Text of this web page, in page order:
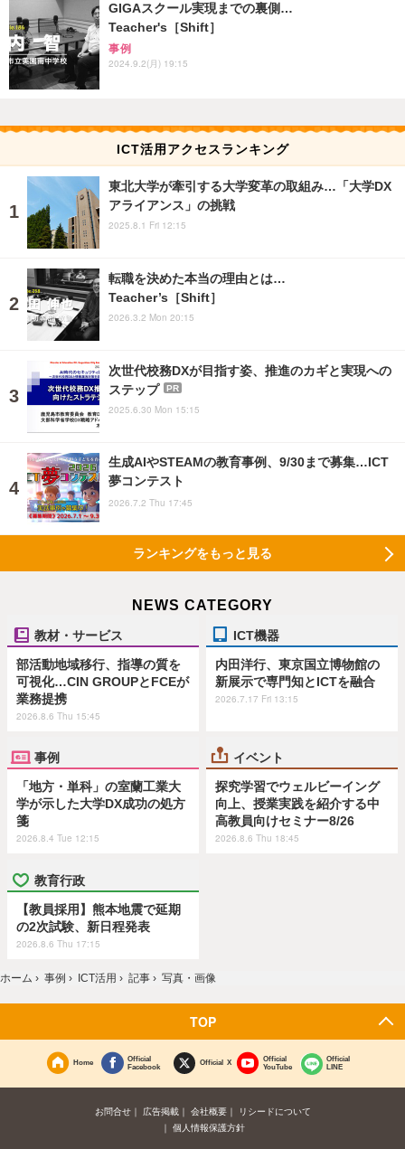
GIGAスクール実現までの裏側…
Teacher's［Shift］
事例
2024.9.2(月) 19:15
ICT活用アクセスランキング
東北大学が牽引する大学変革の取組み…「大学DX
アライアンス」の挑戦
2025.8.1 Fri 12:15
転職を決めた本当の理由とは…
Teacher’s［Shift］
2026.3.2 Mon 20:15
次世代校務DXが目指す姿、推進のカギと実現への
ステップ
PR
2025.6.30 Mon 15:15
生成AIやSTEAMの教育事例、9/30まで募集…ICT
夢コンテスト
2026.7.2 Thu 17:45
ランキングをもっと見る
NEWS CATEGORY
教材・サービス
部活動地域移行、指導の質を
可視化…CIN GROUPとFCEが
業務提携
2026.8.6 Thu 15:45
ICT機器
内田洋行、東京国立博物館の
新展示で専門知とICTを融合
2026.7.17 Fri 13:15
事例
「地方・単科」の室蘭工業大
学が示した大学DX成功の処方
箋
2026.8.4 Tue 12:15
イベント
探究学習でウェルビーイング
向上、授業実践を紹介する中
高教員向けセミナー8/26
2026.8.6 Thu 18:45
教育行政
【教員採用】熊本地震で延期
の2次試験、新日程発表
2026.8.6 Thu 17:15
ホーム › 事例 › ICT活用 › 記事 › 写真・画像
TOP
Home
Official
Facebook
Official X
Official
YouTube
Official
LINE
お問合せ 広告掲載 会社概要
リシードについて
個人情報保護方針